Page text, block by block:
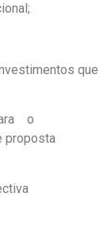
que
o